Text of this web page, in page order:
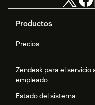
Productos
Precios
Zendesk para el servicio
empleado
Estado del sistema